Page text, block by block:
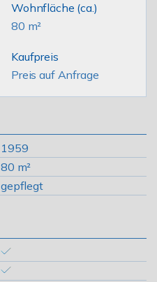
Wohnfläche (ca.)
80 m²
Kaufpreis
Preis auf Anfrage
1959
80 m²
gepflegt